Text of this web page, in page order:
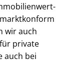
wir auch
für private
auch bei